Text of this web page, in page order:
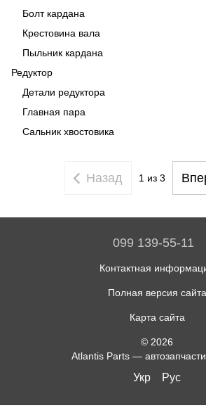
Болт кардана
Крестовина вала
Пыльник кардана
Редуктор
Детали редуктора
Главная пара
Сальник хвостовика
Назад 1 из 3
099 139-55-11
Контактная
Полная версия сайта
Карта сайта
© 2026
Atlantis Parts —
Укр Рус